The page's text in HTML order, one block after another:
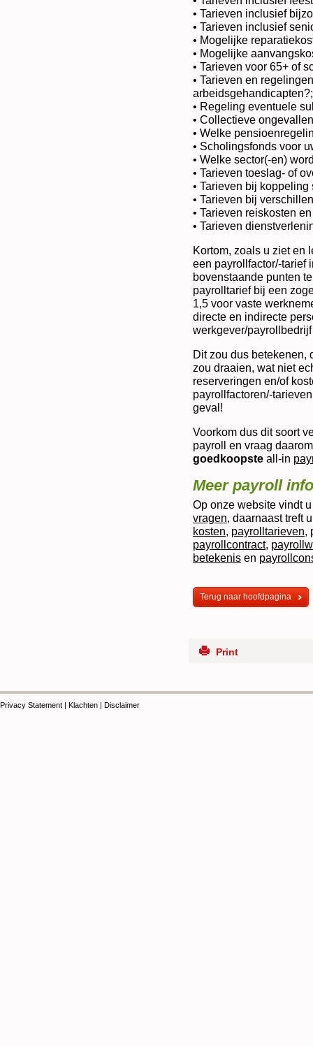
• Tarieven inclusief
• Tarieven inclusief
• Mogelijke
• Mogelijke
• Tarieven voor 65+ of
• Tarieven en
arbeidsgehandicapten?;
• Regeling eventuele
• Collectieve
• Welke
• Scholingsfonds voor
• Welke sector(-en)
• Tarieven toeslag- of
• Tarieven bij koppeling
• Tarieven bij
• Tarieven reiskosten
• Tarieven
Kortom, zoals u ziet en
een payrollfactor/-tarief
bovenstaande punten
payrolltarief bij een
1,5 voor vaste
directe en indirecte
werkgever/
Dit zou dus betekenen,
zou draaien, wat niet
reserveringen en/of
payrollfactoren/-
geval!
Voorkom dus dit soort
payroll en vraag
goedkoopste all-in
Meer payroll
Op onze website vindt
vragen, daarnaast treft
kosten, payrolltarieven,
payrollcontract,
betekenis en
Terug naar hoofdpagina
Print
Privacy Statement | Klachten | Disclaimer